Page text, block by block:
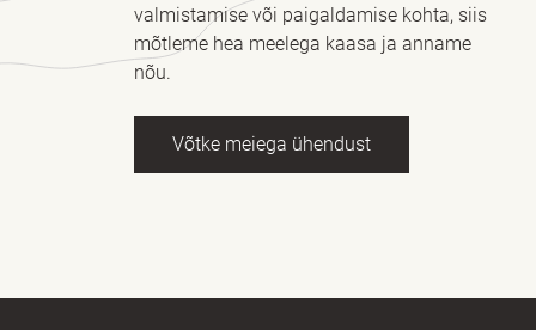
valmistamise või paigaldamise kohta, siis
mõtleme hea meelega kaasa ja anname
nõu.
Võtke meiega ühendust